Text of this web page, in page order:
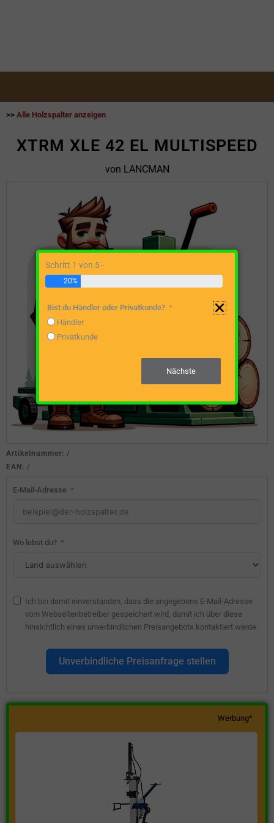
>> Alle Holzspalter anzeigen
XTRM XLE 42 EL MULTISPEED
von LANCMAN
Artikelnummer: /
EAN: /
E-Mail-Adresse
Wo lebst du?
Ich bin damit einverstanden, dass die angegebene E-Mail-Adresse
vom Webseitenbetreiber gespeichert wird, damit ich über diese
hinsichtlich eines unverbindlichen Preisangebots kontaktiert werde.
Unverbindliche Preisanfrage stellen
Werbung*
Schritt 1 von 5 -
20%
Bist du Händler oder Privatkunde?
Händler
Privatkunde
Nächste